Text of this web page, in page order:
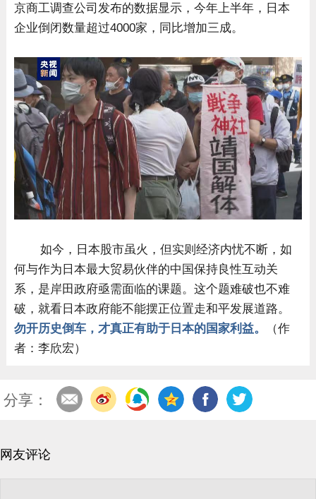
京商工调查公司发布的数据显示，今年上半年，日本
企业倒闭数量超过4000家，同比增加三成。
如今，日本股市虽火，但实则经济内忧不断，如
何与作为日本最大贸易伙伴的中国保持良性互动关
系，是岸田政府亟需面临的课题。这个题难破也不难
破，就看日本政府能不能摆正位置走和平发展道路。
勿开历史倒车，才真正有助于日本的国家利益。
（作
者：李欣宏）
分享：
网友评论